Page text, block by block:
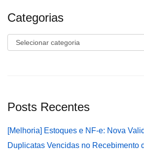
Categorias
Categorias
Posts Recentes
[Melhoria] Estoques e NF-e: Nova
Duplicatas Vencidas no Recebimento